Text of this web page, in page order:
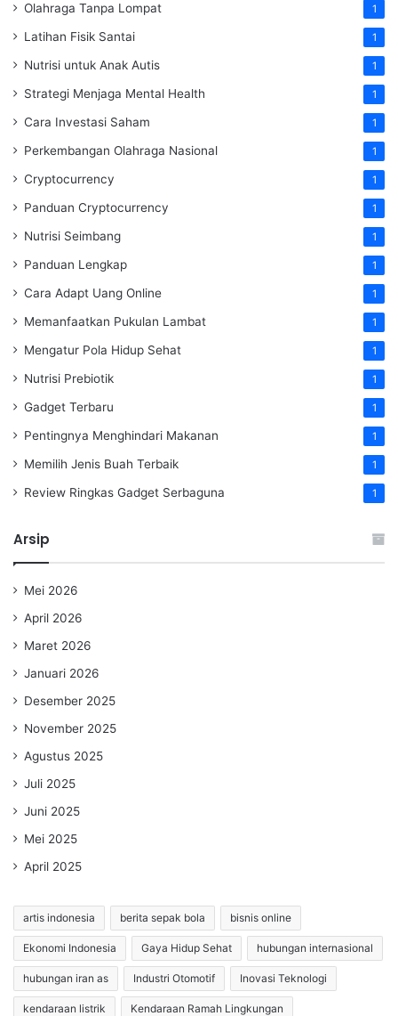
Olahraga Tanpa Lompat 1
Latihan Fisik Santai 1
Nutrisi untuk Anak Autis 1
Strategi Menjaga Mental Health 1
Cara Investasi Saham 1
Perkembangan Olahraga Nasional 1
Cryptocurrency 1
Panduan Cryptocurrency 1
Nutrisi Seimbang 1
Panduan Lengkap 1
Cara Adapt Uang Online 1
Memanfaatkan Pukulan Lambat 1
Mengatur Pola Hidup Sehat 1
Nutrisi Prebiotik 1
Gadget Terbaru 1
Pentingnya Menghindari Makanan 1
Memilih Jenis Buah Terbaik 1
Review Ringkas Gadget Serbaguna 1
Arsip
Mei 2026
April 2026
Maret 2026
Januari 2026
Desember 2025
November 2025
Agustus 2025
Juli 2025
Juni 2025
Mei 2025
April 2025
artis indonesia berita sepak bola bisnis online
Ekonomi Indonesia Gaya Hidup Sehat hubungan internasional
hubungan iran as Industri Otomotif Inovasi Teknologi
kendaraan listrik Kendaraan Ramah Lingkungan